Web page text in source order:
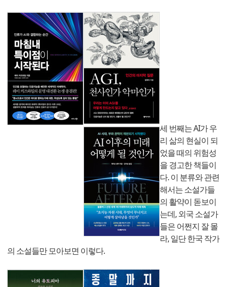
세 번째는 AI가 우
리 삶의 현실이 되
었을 때의 위험성
을 경고한 책들이
다. 이 분류와 관련
해서는 소설가들
의 활약이 돋보이
는데, 외국 소설가
들은 어쩐지 잘 몰
라, 일단 한국 작가
의 소설들만 모아보면 이렇다.